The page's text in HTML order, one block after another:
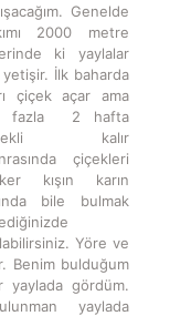
Genelde
2000 metre
ki yaylalar
İlk baharda
çiçek açar ama
fazla 2 hafta
kalır
çiçekleri
kışın karın
bile bulmak
Yöre ve
Benim bulduğum
yaylada gördüm.
yaylada